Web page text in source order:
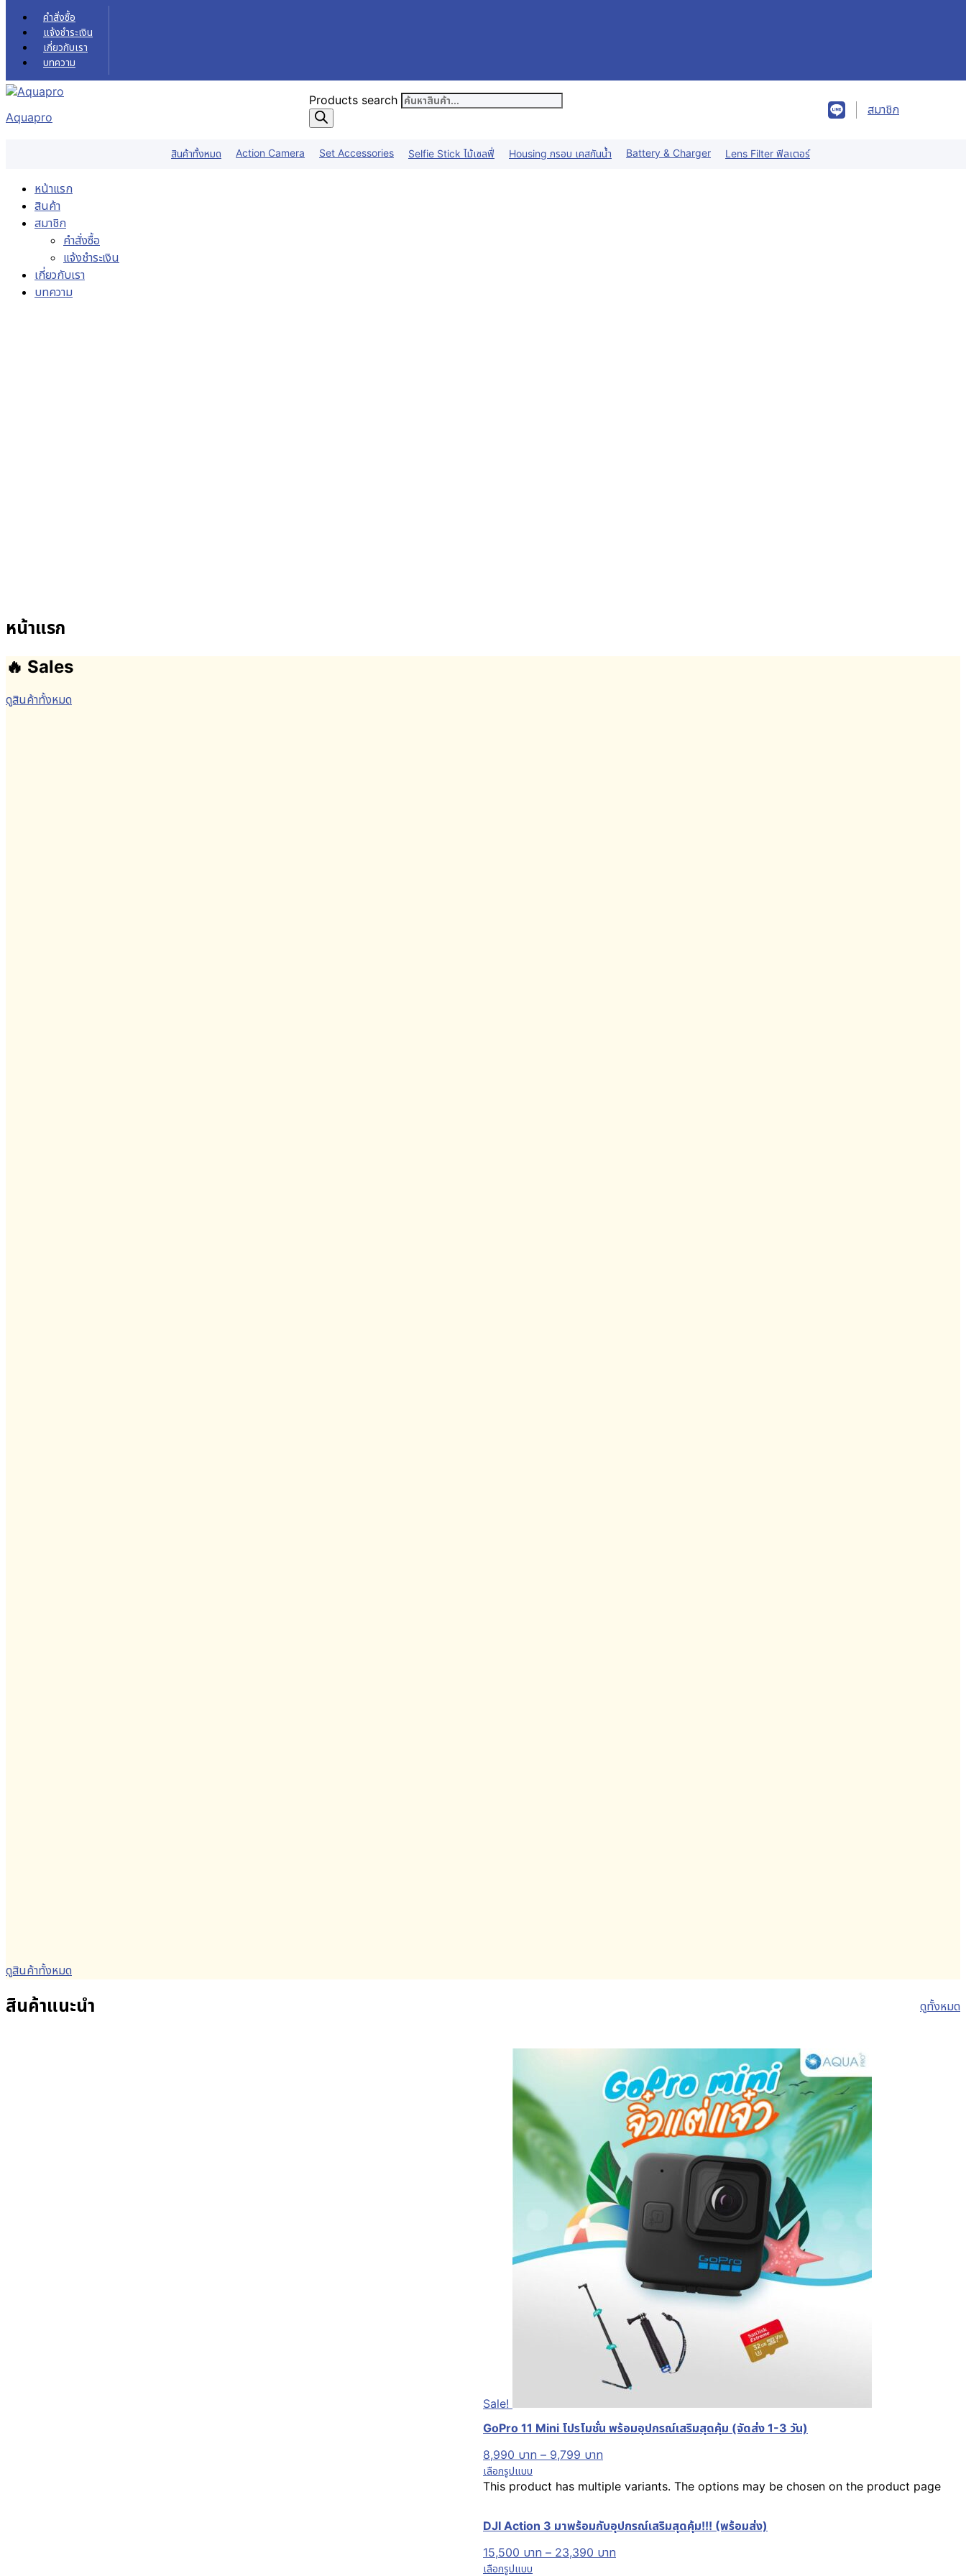
Skip to content
คำสั่งซื้อ
แจ้งชำระเงิน
เกี่ยวกับเรา
บทความ
Aquapro
Products search
สมาชิก
สินค้าทั้งหมด Action Camera Set Accessories Selfie Stick ไม้เซลฟี่ Housing กรอบ เคสกันน้ำ Battery & Charger Lens Filter ฟิลเตอร์
หน้าแรก
สินค้า
สมาชิก
คำสั่งซื้อ
แจ้งชำระเงิน
เกี่ยวกับเรา
บทความ
หน้าแรก
🔥 Sales
ดูสินค้าทั้งหมด
ดูสินค้าทั้งหมด
สินค้าแนะนำ ดูทั้งหมด
Sale!
GoPro 11 Mini โปรโมชั่น พร้อมอุปกรณ์เสริมสุดคุ้ม (จัดส่ง 1-3 วัน)
8,990 บาท – 9,799 บาท
เลือกรูปแบบ
This product has multiple variants. The options may be chosen on the product page
DJI Action 3 มาพร้อมกับอุปกรณ์เสริมสุดคุ้ม!!! (พร้อมส่ง)
15,500 บาท – 23,390 บาท
เลือกรูปแบบ